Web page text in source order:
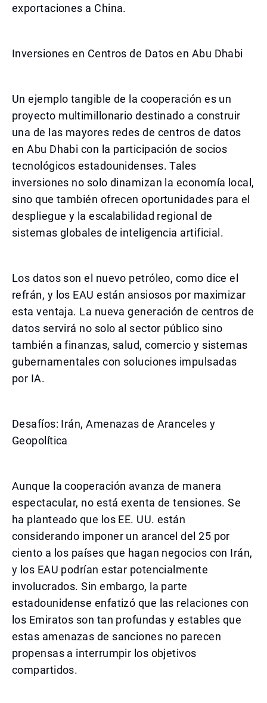
exportaciones a China.
Inversiones en Centros de Datos en Abu Dhabi
Un ejemplo tangible de la cooperación es un
proyecto multimillonario destinado a construir
una de las mayores redes de centros de datos
en Abu Dhabi con la participación de socios
tecnológicos estadounidenses. Tales
inversiones no solo dinamizan la economía local,
sino que también ofrecen oportunidades para el
despliegue y la escalabilidad regional de
sistemas globales de inteligencia artificial.
Los datos son el nuevo petróleo, como dice el
refrán, y los EAU están ansiosos por maximizar
esta ventaja. La nueva generación de centros de
datos servirá no solo al sector público sino
también a finanzas, salud, comercio y sistemas
gubernamentales con soluciones impulsadas
por IA.
Desafíos: Irán, Amenazas de Aranceles y
Geopolítica
Aunque la cooperación avanza de manera
espectacular, no está exenta de tensiones. Se
ha planteado que los EE. UU. están
considerando imponer un arancel del 25 por
ciento a los países que hagan negocios con Irán,
y los EAU podrían estar potencialmente
involucrados. Sin embargo, la parte
estadounidense enfatizó que las relaciones con
los Emiratos son tan profundas y estables que
estas amenazas de sanciones no parecen
propensas a interrumpir los objetivos
compartidos.